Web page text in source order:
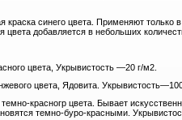
синего цвета. Применяют только
цвета добавляется в небольших
цвета, Укрывистость —20 г/м2.
цвета, Ядовита.
красногр цвета. Бывает
темно-буро-красными.